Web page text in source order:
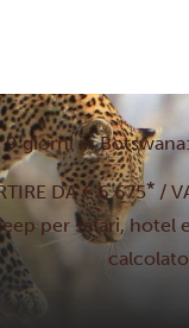
9 giorni in
DA € 6.675*/
per safari, hotel